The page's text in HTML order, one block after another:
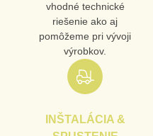
vhodné technické
riešenie ako aj
pomôžeme pri vývoji
výrobkov.
INŠTALÁCIA &